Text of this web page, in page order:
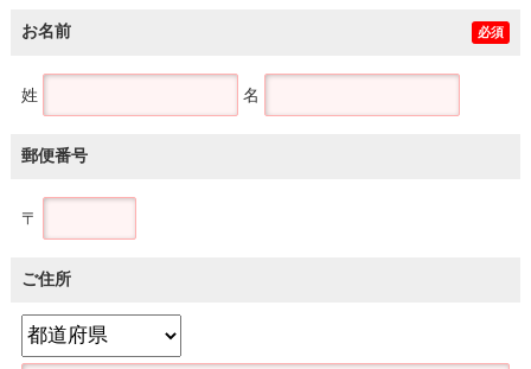
お名前 必須
姓 名
郵便番号
〒
ご住所